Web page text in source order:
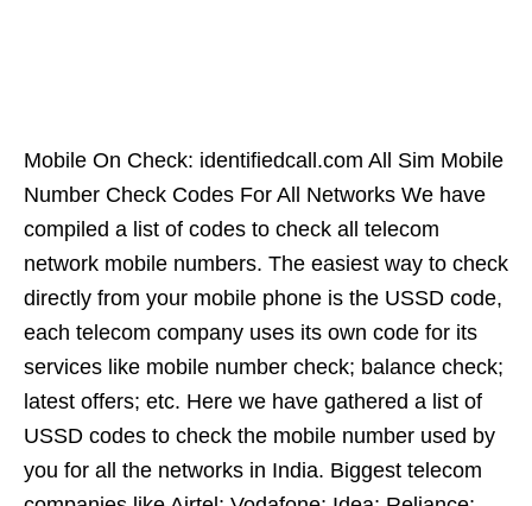
Mobile On Check: identifiedcall.com All Sim Mobile
Number Check Codes For All Networks We have
compiled a list of codes to check all telecom
network mobile numbers. The easiest way to check
directly from your mobile phone is the USSD code,
each telecom company uses its own code for its
services like mobile number check; balance check;
latest offers; etc. Here we have gathered a list of
USSD codes to check the mobile number used by
you for all the networks in India. Biggest telecom